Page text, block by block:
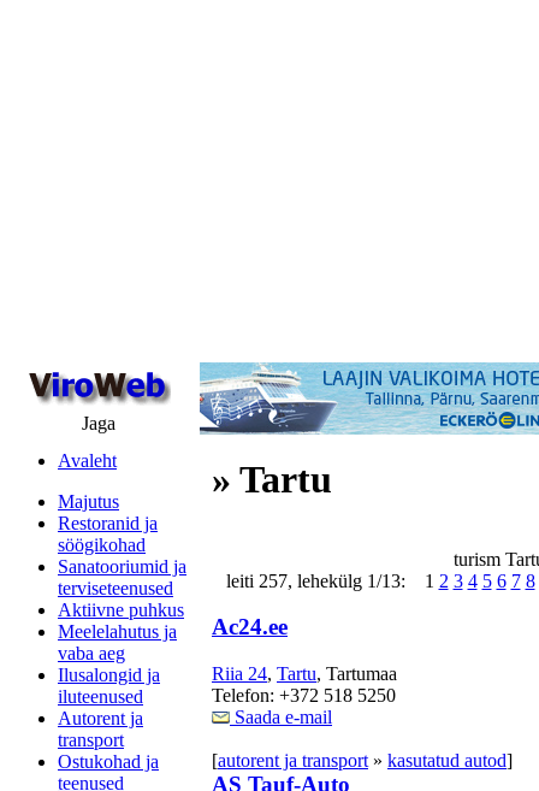
Jaga
Avaleht
Majutus
Restoranid ja
söögikohad
Sanatooriumid ja
terviseteenused
Aktiivne puhkus
Meelelahutus ja
vaba aeg
Ilusalongid ja
iluteenused
Autorent ja
transport
Ostukohad ja
teenused
» Tartu
turism
leiti 257, lehekülg 1/13: 1 2 3 4 5 6 7 8
Ac24.ee
Riia 24, Tartu, Tartumaa
Telefon: +372 518 5250
Saada e-mail
[autorent ja transport» kasutatud autod]
AS Tauf-Auto